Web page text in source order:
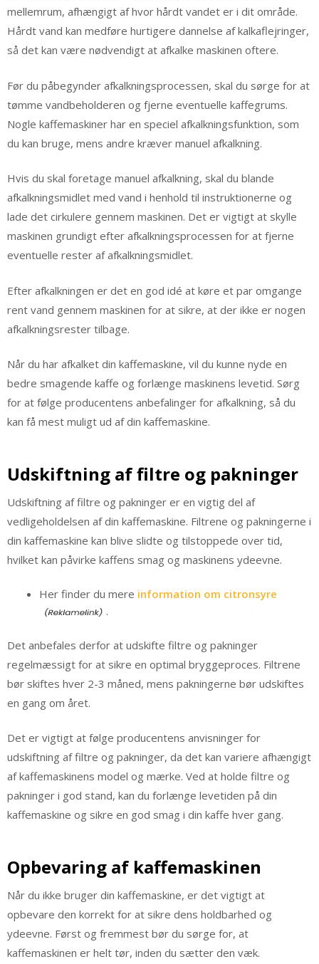
mellemrum, afhængigt af hvor hårdt vandet er i dit område.
Hårdt vand kan medføre hurtigere dannelse af kalkaflejringer,
så det kan være nødvendigt at afkalke maskinen oftere.
Før du påbegynder afkalkningsprocessen, skal du sørge for at
tømme vandbeholderen og fjerne eventuelle kaffegrums.
Nogle kaffemaskiner har en speciel afkalkningsfunktion, som
du kan bruge, mens andre kræver manuel afkalkning.
Hvis du skal foretage manuel afkalkning, skal du blande
afkalkningsmidlet med vand i henhold til instruktionerne og
lade det cirkulere gennem maskinen. Det er vigtigt at skylle
maskinen grundigt efter afkalkningsprocessen for at fjerne
eventuelle rester af afkalkningsmidlet.
Efter afkalkningen er det en god idé at køre et par omgange
rent vand gennem maskinen for at sikre, at der ikke er nogen
afkalkningsrester tilbage.
Når du har afkalket din kaffemaskine, vil du kunne nyde en
bedre smagende kaffe og forlænge maskinens levetid. Sørg
for at følge producentens anbefalinger for afkalkning, så du
kan få mest muligt ud af din kaffemaskine.
Udskiftning af filtre og pakninger
Udskiftning af filtre og pakninger er en vigtig del af
vedligeholdelsen af din kaffemaskine. Filtrene og pakningerne i
din kaffemaskine kan blive slidte og tilstoppede over tid,
hvilket kan påvirke kaffens smag og maskinens ydeevne.
Her finder du mere information om citronsyre
.
Det anbefales derfor at udskifte filtre og pakninger
regelmæssigt for at sikre en optimal bryggeproces. Filtrene
bør skiftes hver 2-3 måned, mens pakningerne bør udskiftes
en gang om året.
Det er vigtigt at følge producentens anvisninger for
udskiftning af filtre og pakninger, da det kan variere afhængigt
af kaffemaskinens model og mærke. Ved at holde filtre og
pakninger i god stand, kan du forlænge levetiden på din
kaffemaskine og sikre en god smag i din kaffe hver gang.
Opbevaring af kaffemaskinen
Når du ikke bruger din kaffemaskine, er det vigtigt at
opbevare den korrekt for at sikre dens holdbarhed og
ydeevne. Først og fremmest bør du sørge for, at
kaffemaskinen er helt tør, inden du sætter den væk.